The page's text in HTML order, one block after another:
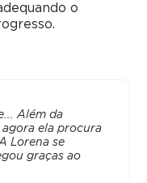
o
Além da
ela procura
Lorena se
graças ao